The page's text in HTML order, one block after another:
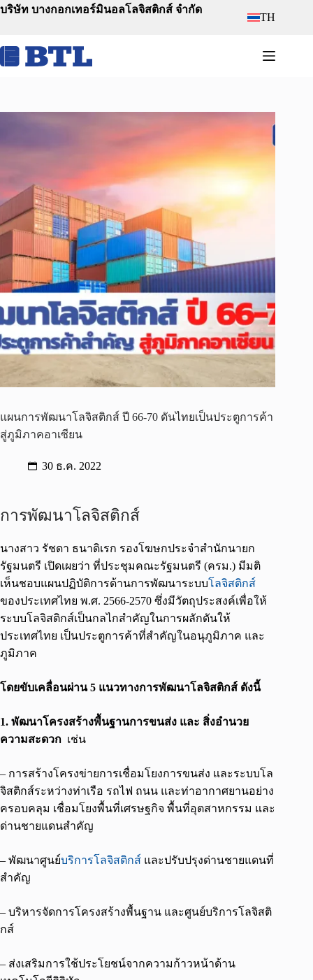
Skip
บริษัท บางกอกเทอร์มินอลโลจิสติกส์ จำกัด
TH
แผนการพัฒนาโลจิสติกส์ ปี 66-70 ดันไทยเป็นประตูการค้า
สู่ภูมิภาคอาเซียน
30 ธ.ค. 2022
การพัฒนาโลจิสติกส์
นางสาว รัชดา ธนาดิเรก รองโฆษกประจำสำนักนายก
รัฐมนตรี เปิดเผยว่า ที่ประชุมคณะรัฐมนตรี (ครม.) มีมติ
เห็นชอบแผนปฏิบัติการด้านการพัฒนาระบบโลจิสติกส์
ของประเทศไทย พ.ศ. 2566-2570 ซึ่งมีวัตถุประสงค์เพื่อให้
ระบบโลจิสติกส์เป็นกลไกสำคัญในการผลักดันให้
ประเทศไทย เป็นประตูการค้าที่สำคัญในอนุภูมิภาค และ
ภูมิภาค
โดยขับเคลื่อนผ่าน 5 แนวทางการพัฒนาโลจิสติกส์ ดังนี้
1. พัฒนาโครงสร้างพื้นฐานการขนส่ง และ สิ่งอำนวย
ความสะดวก เช่น
– การสร้างโครงข่ายการเชื่อมโยงการขนส่ง และระบบโล
จิสติกส์ระหว่างท่าเรือ รถไฟ ถนน และท่าอากาศยานอย่าง
ครอบคลุม เชื่อมโยงพื้นที่เศรษฐกิจ พื้นที่อุตสาหกรรม และ
ด่านชายแดนสำคัญ
– พัฒนาศูนย์บริการโลจิสติกส์ และปรับปรุงด่านชายแดนที่
สำคัญ
– บริหารจัดการโครงสร้างพื้นฐาน และศูนย์บริการโลจิสติ
กส์
– ส่งเสริมการใช้ประโยชน์จากความก้าวหน้าด้าน